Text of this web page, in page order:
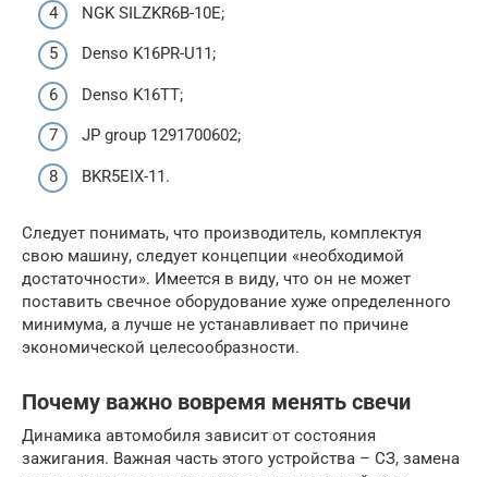
NGK SILZKR6B-10E;
Denso K16PR-U11;
Denso K16TT;
JP group 1291700602;
BKR5EIX-11.
Следует понимать, что производитель, комплектуя
свою машину, следует концепции «необходимой
достаточности». Имеется в виду, что он не может
поставить свечное оборудование хуже определенного
минимума, а лучше не устанавливает по причине
экономической целесообразности.
Почему важно вовремя менять свечи
Динамика автомобиля зависит от состояния
зажигания. Важная часть этого устройства – СЗ, замена